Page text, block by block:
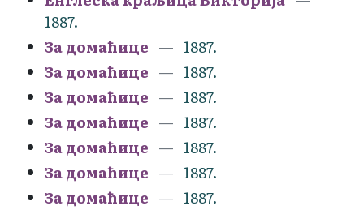
1887.
За домаћице
1887.
За домаћице
1887.
За домаћице
1887.
За домаћице
1887.
За домаћице
1887.
За домаћице
1887.
За домаћице
1887.